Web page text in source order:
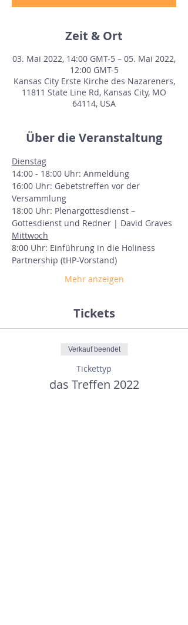
Zeit & Ort
03. Mai 2022, 14:00 GMT-5 – 05. Mai 2022,
12:00 GMT-5
Kansas City Erste Kirche des Nazareners,
11811 State Line Rd, Kansas City, MO
64114, USA
Über die Veranstaltung
Dienstag
14:00 - 18:00 Uhr: Anmeldung
16:00 Uhr: Gebetstreffen vor der
Versammlung
18:00 Uhr: Plenargottesdienst –
Gottesdienst und Redner | David Graves
Mittwoch
8:00 Uhr: Einführung in die Holiness
Partnership (tHP-Vorstand)
Mehr anzeigen
Tickets
Verkauf beendet
Tickettyp
das Treffen 2022